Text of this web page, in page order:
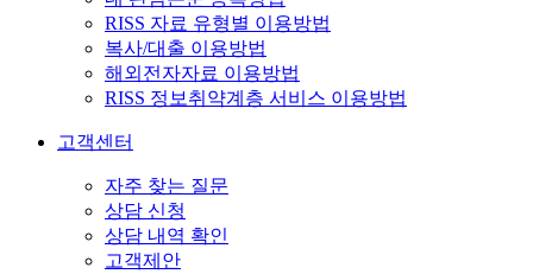
RISS 자료 유형별 이용방법
복사/대출 이용방법
해외전자자료 이용방법
RISS 정보취약계층 서비스 이용방법
고객센터
자주 찾는 질문
상담 신청
상담 내역 확인
고객제안